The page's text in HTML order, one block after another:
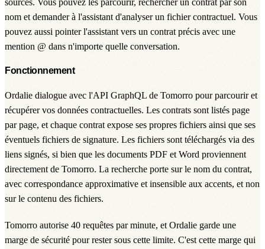
sources. Vous pouvez les parcourir, rechercher un contrat par son
nom et demander à l'assistant d'analyser un fichier contractuel. Vous
pouvez aussi pointer l'assistant vers un contrat précis avec une
mention @ dans n'importe quelle conversation.
Fonctionnement
Ordalie dialogue avec l'API GraphQL de Tomorro pour parcourir et
récupérer vos données contractuelles. Les contrats sont listés page
par page, et chaque contrat expose ses propres fichiers ainsi que ses
éventuels fichiers de signature. Les fichiers sont téléchargés via des
liens signés, si bien que les documents PDF et Word proviennent
directement de Tomorro. La recherche porte sur le nom du contrat,
avec correspondance approximative et insensible aux accents, et non
sur le contenu des fichiers.
Tomorro autorise 40 requêtes par minute, et Ordalie garde une
marge de sécurité pour rester sous cette limite. C'est cette marge qui